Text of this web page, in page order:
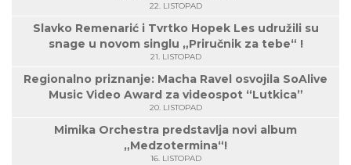
22. LISTOPAD
Slavko Remenarić i Tvrtko Hopek Les udružili su
snage u novom singlu „Priručnik za tebe“ !
21. LISTOPAD
Regionalno priznanje: Macha Ravel osvojila SoAlive
Music Video Award za videospot “Lutkica”
20. LISTOPAD
Mimika Orchestra predstavlja novi album
„Medzotermina“!
16. LISTOPAD